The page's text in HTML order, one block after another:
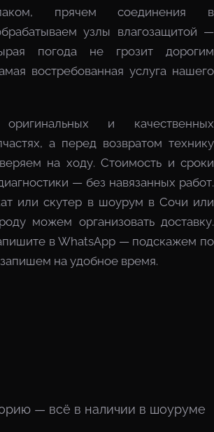
прячем соединения в
узлы влагозащитой —
погода не грозит дорогим
востребованная услуга нашего
и качественных
а перед возвратом технику
на ходу. Стоимость и сроки
— без навязанных работ.
или скутер в шоурум в Сочи или
можем организовать доставку.
в WhatsApp — подскажем по
на удобное время.
— всё в наличии в шоуруме